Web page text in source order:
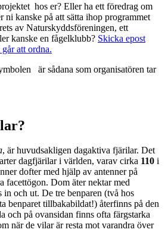
hos er? Eller ha ett föredrag om
kanske på att sätta ihop programmet
av Naturskyddsföreningen, ett
kanske en fågelklubb? Skicka epost
att ordna.
är sådana som organisatören tar
, är huvudsakligen dagaktiva fjärilar. Det
dagfjärilar i världen, varav cirka 110 i
dofter med hjälp av antenner på
facettögon. Dom äter nektar med
in och ut. De tre benparen (två hos
benparet tillbakabildat!) återfinns på den
och på ovansidan finns ofta färgstarka
när de vilar är resta mot varandra över